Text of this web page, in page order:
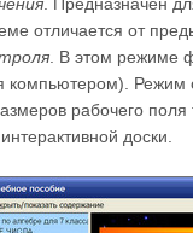
отличается от
. В этом режиме
компьютером). Режим
рабочего
доски.